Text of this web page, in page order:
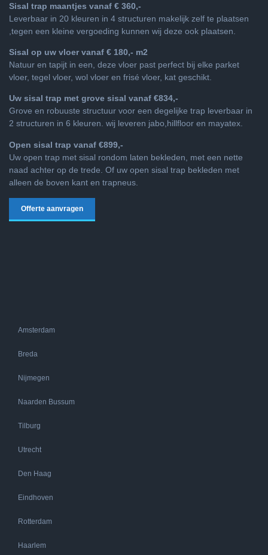
Sisal trap maantjes vanaf € 360,-
Leverbaar in 20 kleuren in 4 structuren makelijk zelf te plaatsen
,tegen een kleine vergoeding kunnen wij deze ook plaatsen.
Sisal op uw vloer vanaf € 180,- m2
Natuur en tapijt in een, deze vloer past perfect bij elke parket
vloer, tegel vloer, wol vloer en frisé vloer, kat geschikt.
Uw sisal trap met grove sisal vanaf €834,-
Grove en robuuste structuur voor een degelijke trap leverbaar in
2 structuren in 6 kleuren. wij leveren jabo,hillfloor en mayatex.
Open sisal trap vanaf €899,-
Uw open trap met sisal rondom laten bekleden, met een nette
naad achter op de trede. Of uw open sisal trap bekleden met
alleen de boven kant en trapneus.
Offerte aanvragen
Amsterdam
Breda
Nijmegen
Naarden Bussum
Tilburg
Utrecht
Den Haag
Eindhoven
Rotterdam
Haarlem